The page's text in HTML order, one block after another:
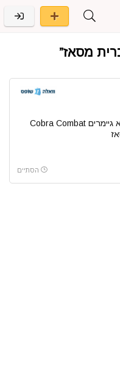
מסאז”
כסא גיימרים Cobra Combat
הסתיים